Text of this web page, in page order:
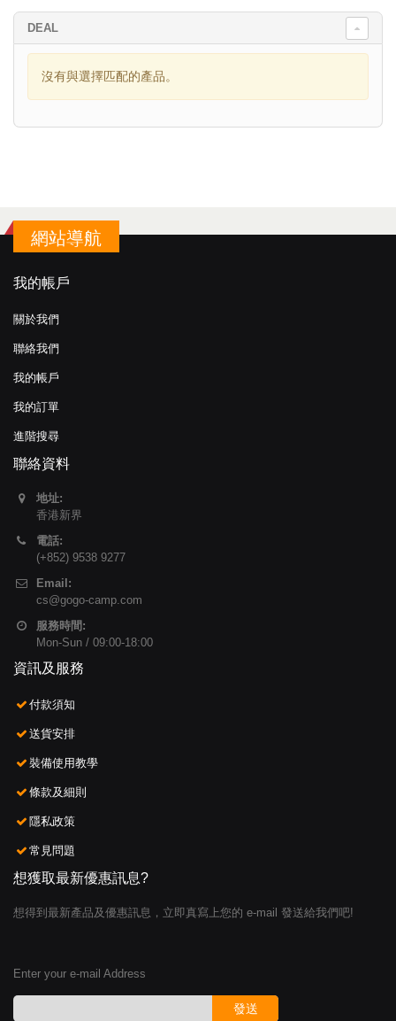
DEAL
沒有與選擇匹配的產品。
網站導航
我的帳戶
關於我們
聯絡我們
我的帳戶
我的訂單
進階搜尋
聯絡資料
地址:
香港新界
電話:
(+852) 9538 9277
Email:
cs@gogo-camp.com
服務時間:
Mon-Sun / 09:00-18:00
資訊及服務
付款須知
送貨安排
裝備使用教學
條款及細則
隱私政策
常見問題
想獲取最新優惠訊息?
想得到最新產品及優惠訊息，立即真寫上您的 e-mail 發送給我們吧!
Enter your e-mail Address
發送